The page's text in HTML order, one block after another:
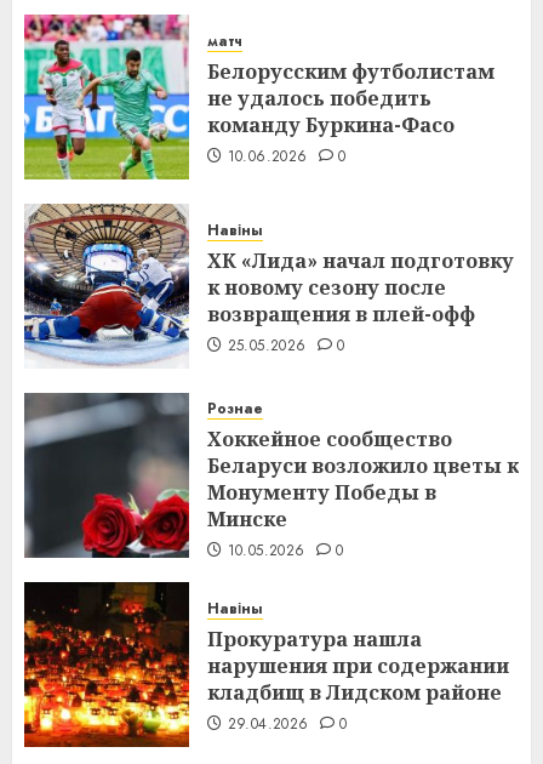
матч
Белорусским футболистам
не удалось победить
команду Буркина-Фасо
10.06.2026 0
Навіны
ХК «Лида» начал подготовку
к новому сезону после
возвращения в плей-офф
25.05.2026 0
Рознае
Хоккейное сообщество
Беларуси возложило цветы к
Монументу Победы в
Минске
10.05.2026 0
Навіны
Прокуратура нашла
нарушения при содержании
кладбищ в Лидском районе
29.04.2026 0